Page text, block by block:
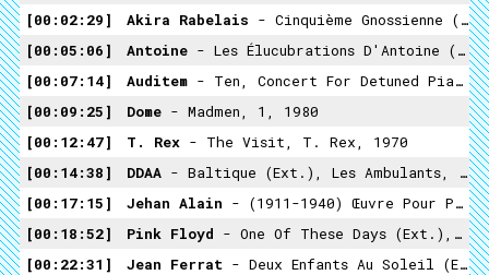
00:02:29
Akira Rabelais - Cinquième Gnossienne (extrait), Eisoptrophobia, 2001
00:05:06
Antoine - Les Élucubrations D'Antoine (extrait), Antoine, 1966
00:07:14
Auditem - Ten, Concert For Detuned Piano, 2003
00:09:25
Dome - Madmen, 1, 1980
00:12:47
T. Rex - The Visit, T. Rex, 1970
00:14:38
DDAA - Baltique (ext.), Les Ambulants, 1984
00:17:15
Jehan Alain - (1911-1940) Œuvre Pour Piano
00:18:52
Pink Floyd - One Of These Days (ext.), Meddle, 1971
00:22:31
Jean Ferrat - Deux Enfants Au Soleil (ext.), 1967